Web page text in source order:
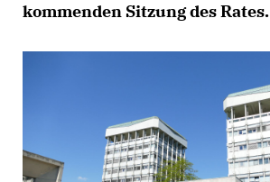
kommenden Sitzung des Rates.